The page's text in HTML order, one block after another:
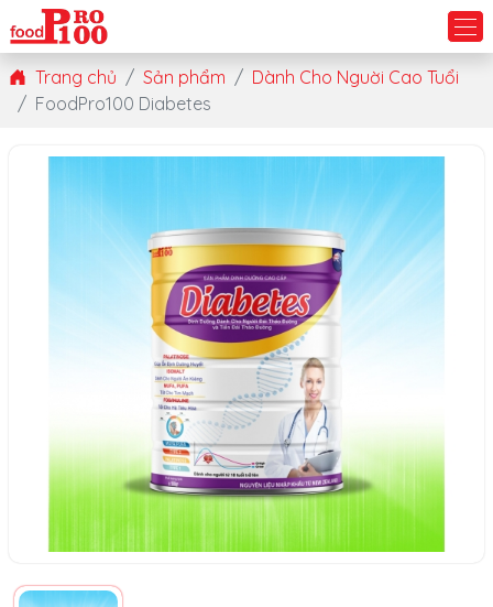
Trang chủ Sản phẩm
Dành Cho Nguời Cao Tuổi
FoodPro100 Diabetes